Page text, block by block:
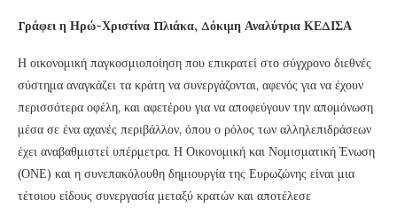
Γράφει η Ηρώ-Χριστίνα Πλιάκα, Δόκιμη Αναλύτρια ΚΕΔΙΣΑ
Η οικονομική παγκοσμιοποίηση που επικρατεί στο σύγχρονο διεθνές
σύστημα αναγκάζει τα κράτη να συνεργάζονται, αφενός για να έχουν
περισσότερα οφέλη, και αφετέρου για να αποφεύγουν την απομόνωση
μέσα σε ένα αχανές περιβάλλον, όπου ο ρόλος των αλληλεπιδράσεων
έχει αναβαθμιστεί υπέρμετρα. Η Οικονομική και Νομισματική Ένωση
(ΟΝΕ) και η συνεπακόλουθη δημιουργία της Ευρωζώνης είναι μια
τέτοιου είδους συνεργασία μεταξύ κρατών και αποτέλεσε